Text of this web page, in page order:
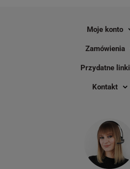
P-touch E550W. Uznaliśmy jednak, że
przedstawiające produkt, nie będą tak
ciekawe i przekonujące, jak sprawdzenie
drukarki E550W w środowisku pracy, do
jakiego została zaprojektowana.
Moje konto
Zamówienia
Przydatne linki
Kontakt